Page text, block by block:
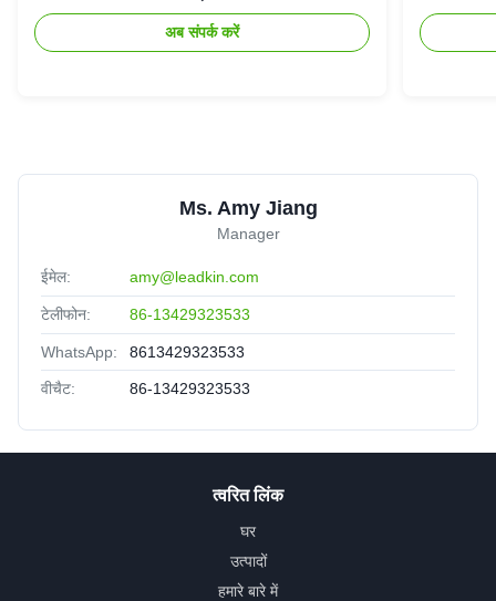
अब संपर्क करें
Ms. Amy Jiang
Manager
ईमेल: amy@leadkin.com
टेलीफोन: 86-13429323533
WhatsApp: 8613429323533
वीचैट: 86-13429323533
त्वरित लिंक
घर
उत्पादों
हमारे बारे में